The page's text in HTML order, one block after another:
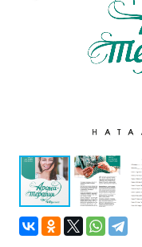
Туризм
Разное
Кухня,
гастрономия,
кулинария